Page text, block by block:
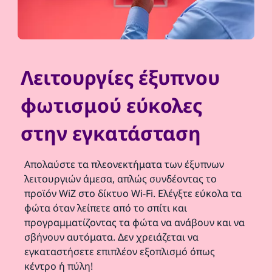
Λειτουργίες έξυπνου
φωτισμού εύκολες
στην εγκατάσταση
Απολαύστε τα πλεονεκτήματα των έξυπνων
λειτουργιών άμεσα, απλώς συνδέοντας το
προϊόν WiZ στο δίκτυο Wi-Fi. Ελέγξτε εύκολα τα
φώτα όταν λείπετε από το σπίτι και
προγραμματίζοντας τα φώτα να ανάβουν και να
σβήνουν αυτόματα. Δεν χρειάζεται να
εγκαταστήσετε επιπλέον εξοπλισμό όπως
κέντρο ή πύλη!